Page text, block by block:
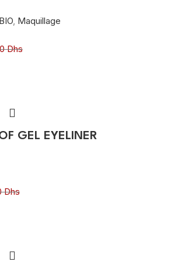
BIO, Maquillage
Dhs
GEL EYELINER
Dhs